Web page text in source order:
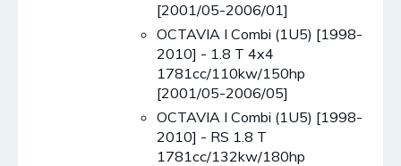
[2001/05-2006/01]
OCTAVIA I Combi (1U5) [1998-
2010] - 1.8 T 4x4
1781cc/110kw/150hp
[2001/05-2006/05]
OCTAVIA I Combi (1U5) [1998-
2010] - RS 1.8 T
1781cc/132kw/180hp